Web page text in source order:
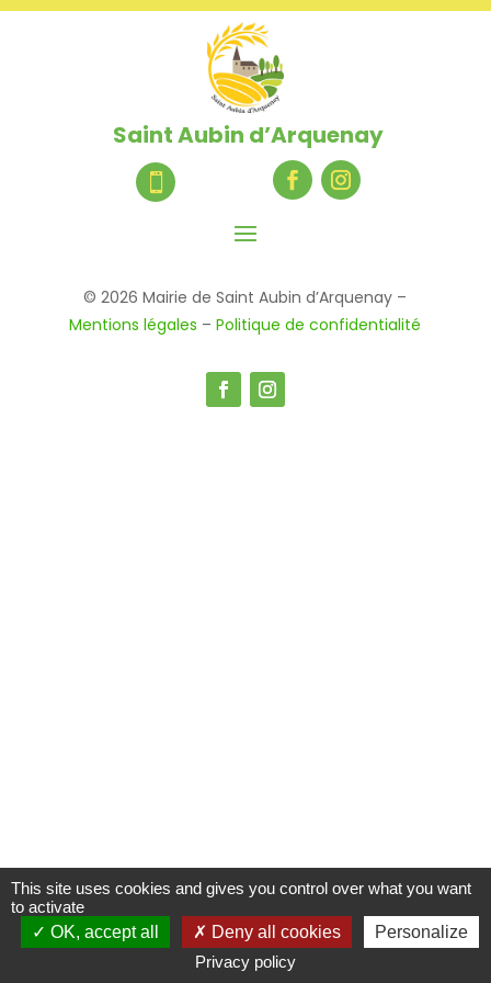
Saint Aubin d’Arquenay

© 2026 Mairie de Saint Aubin d’Arquenay –
Mentions légales –Politique de confidentialité
This site uses cookies and gives you control over what you want
to activate
OK, accept all
Deny all cookies
Personalize
Privacy policy